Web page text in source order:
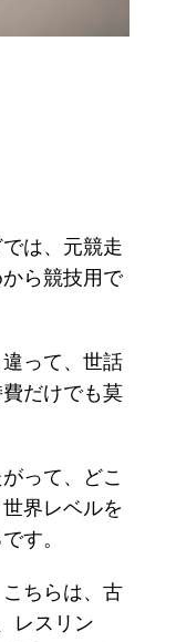
は、元競走
ら競技用で
って、世話
だけでも莫
って、どこ
界レベルを
す。
ちらは、古
レスリン